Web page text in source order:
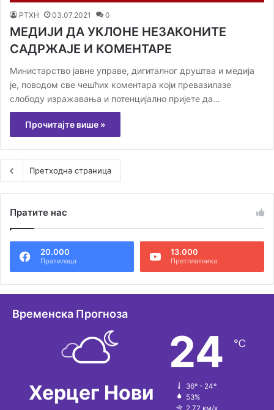
РТХН 03.07.2021 0
МЕДИЈИ ДА УКЛОНЕ НЕЗАКОНИТЕ
САДРЖАЈЕ И КОМЕНТАРЕ
Министарство јавне управе, дигиталног друштва и медија
је, поводом све чешћих коментара који превазилазе
слободу изражавања и потенцијално пријете да…
Прочитајте више »
Претходна страница
Пратите нас
20.000
Пратилаца
13.000
Претплатника
Временска Прогноза
Херцег Нови
24 ℃
36º - 24º
53%
2.72 км/х